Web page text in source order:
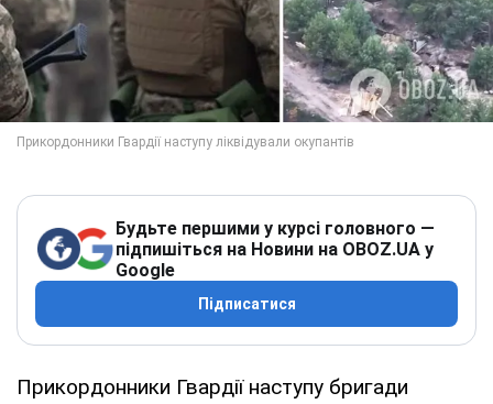
Будьте першими у курсі головного —
підпишіться на Новини на OBOZ.UA у
Google
Підписатися
Прикордонники Гвардії наступу бригади